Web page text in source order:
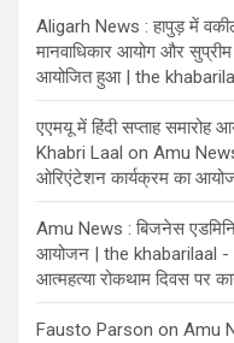
Aligarh News : हापुड़ में
मानवाधिकार आयोग और
आयोजित हुआ | the
एएमयू में हिंदी सप्ताह
Khabri Laal on Amu
ओरिएंटेशन कार्यक्रम का
Amu News : बिजनेस
आयोजन | the khabarilaal -
आत्महत्या रोकथाम दिवस पर
Fausto Parson on Amu